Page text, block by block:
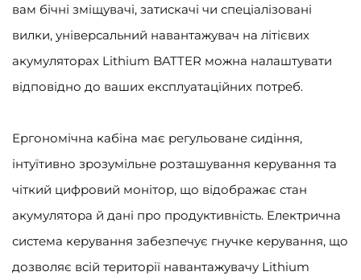
вам бічні зміщувачі, затискачі чи спеціалізовані
вилки, універсальний навантажувач на літієвих
акумуляторах Lithium BATTER можна налаштувати
відповідно до ваших експлуатаційних потреб.
Ергономічна кабіна має регульоване сидіння,
інтуїтивно зрозумільне розташування керування та
чіткий цифровий монітор, що відображає стан
акумулятора й дані про продуктивність. Електрична
система керування забезпечує гнучке керування, що
дозволяє всій території навантажувачу Lithium